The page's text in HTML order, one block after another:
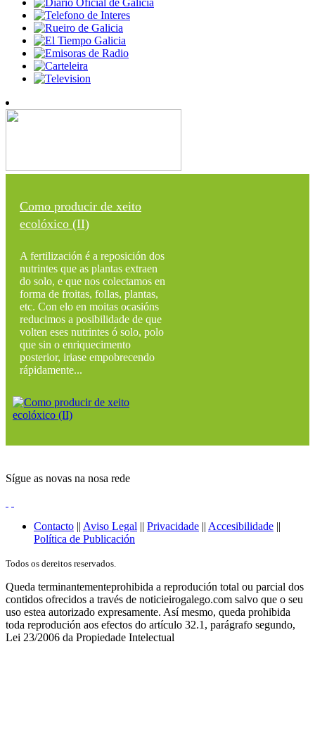
Como producir de xeito
ecolóxico (II)
A fertilización é a reposición dos
nutrintes que as plantas extraen
do solo, e que nos colectamos en
forma de froitas, follas, plantas,
etc. Con elo en moitas ocasións
reducimos a posibilidade de que
volten eses nutrintes ó solo, polo
que sin o enriquecimento
posterior, iriase empobrecendo
rápidamente...
Sígue as novas na nosa rede
Contacto || Aviso Legal || Privacidade || Accesibilidade ||
Política de Publicación
Todos os dereitos reservados.
Queda terminantementeprohibida a reprodución total ou parcial dos
contidos ofrecidos a través de noticieirogalego.com salvo que o seu
uso estea autorizado expresamente. Así mesmo, queda prohibida
toda reprodución aos efectos do artículo 32.1, parágrafo segundo,
Lei 23/2006 da Propiedade Intelectual